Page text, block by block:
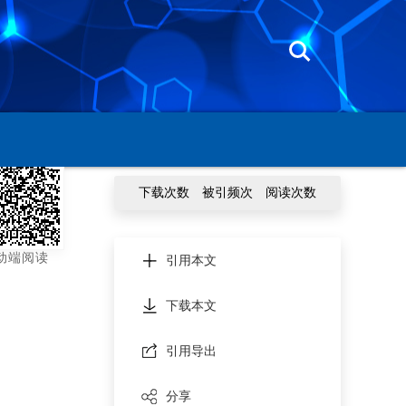
端阅读
下载次数 被引频次 阅读次数
引用本文
下载本文
引用导出
分享